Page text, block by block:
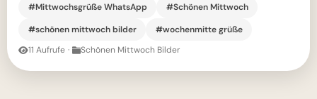
#Mittwochsgrüße WhatsApp
#Schönen Mittwoch
#schönen mittwoch bilder
#wochenmitte grüße
11 Aufrufe · Schönen Mittwoch Bilder